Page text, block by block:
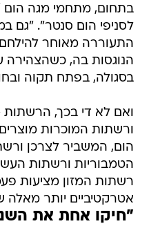
בתחום, מתחמי מגה הום
לסניפי הום סנטר". "גם
התעוררה מאוחר
הנוגסות בה,
בסגולה, בפתח תקוה
ואם לא די בכך,
ורשתות המוכרות
הום, המשביר לצרכן
הטמבוריות ורשתות
רשתות המזון מציעות
אטרקטיביים יותר מאלה
"חיקו אחת את